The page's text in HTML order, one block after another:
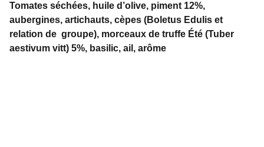
Tomates séchées, huile d’olive, piment 12%,
aubergines, artichauts, cèpes (Boletus Edulis et
relation de groupe), morceaux de truffe Été (Tuber
aestivum vitt) 5%, basilic, ail, arôme